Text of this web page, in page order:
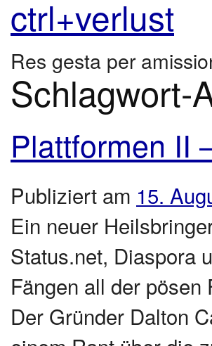
ctrl+verlust
Res gesta per
Schlagwort-
Plattformen II
Publiziert am 15.
Ein neuer
Status.net, Diaspora
Fängen all der
Der Gründer Dalton